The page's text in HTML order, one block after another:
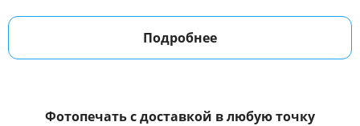
Подробнее
Фотопечать с доставкой в любую точку